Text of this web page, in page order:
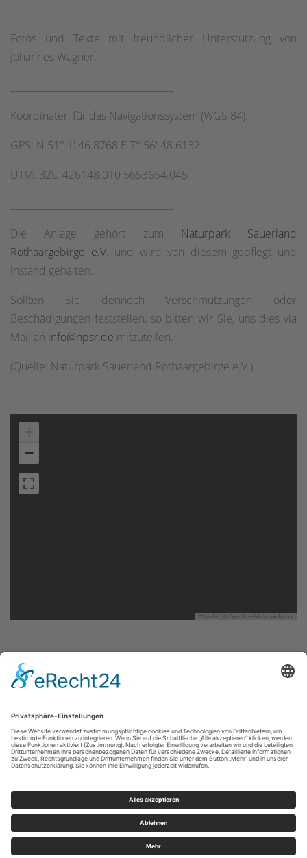
Fotos und Texte mit freundlicher Unterstützung von
Johannes Wagner.
Koordinaten für das Navigationssystem (WGS 84):
GPS: N 51° 1' 46.8768 E 7° 56' 48.6132
UTM: 32U 426148.010 5653654.045
Die Anlage gehört zum Naturpark Sauerland
Rothaargebirge e.V. und wird von diesem gepflegt und
instand gehalten.
Sollten Sie dennoch Verschmutzungen oder
Beschädigungen feststellen, so bitten wir Sie, uns dies via
Mail an info@npsr.de mitzuteilen.
(Quelle: Naturpark Sauerland Rothaargebirge e.V.)
−
Leaflet OpenStreetMapcontributors
Impressum|Datenschutzerklärung|Barrierefreiheitserklärung|
Kontakt
E: info@sauerland.com
Cookie-Einstellungen